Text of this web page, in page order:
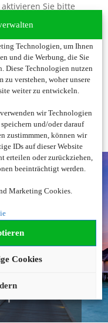
Technologien, um Ihnen
und die Werbung, die Sie
Diese Technologien nutzen
zu verstehen, woher unsere
weiter zu entwickeln.
wir Technologien
und/oder darauf
zustimmmen, können wir
IDs auf dieser Website
erteilen oder zurückziehen,
beeinträchtigt werden.
Marketing Cookies.
Cookies
Sie bitte
gerne!